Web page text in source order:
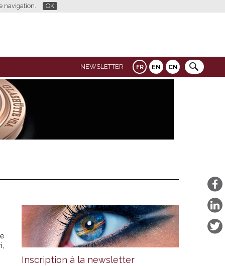
navigation. OK
FR EN CN
NEWSLETTER
Inscription à la newsletter